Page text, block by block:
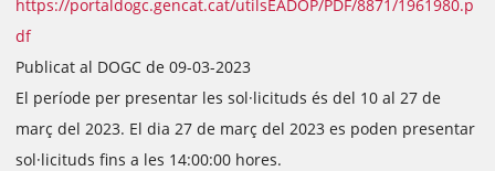
https://portaldogc.gencat.cat/utilsEADOP/PDF/8871/1961980.p
df
Publicat al DOGC de 09-03-2023
El període per presentar les sol·licituds és del 10 al 27 de
març del 2023. El dia 27 de març del 2023 es poden presentar
sol·licituds fins a les 14:00:00 hores.